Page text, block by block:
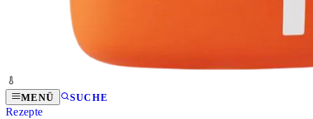
MENÜ SUCHE
Rezepte